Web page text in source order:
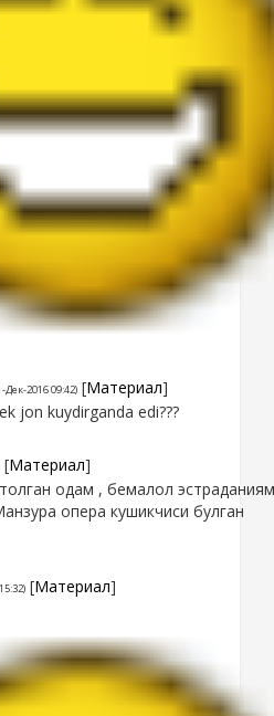
Дек-2016 09:42) [Материал]
jon kuydirganda edi???
[Материал]
одам , бемалол эстраданиям
опера кушикчиси булган
[Материал]